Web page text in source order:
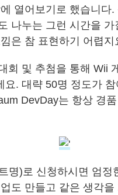
열어보기로 했습니다.
나누는 그런 시간을
은 참 표현하기 어렵지
회 및 추첨을 통해 Wii
요. 대략 50명 정도가
DevDay는 항상 경
명)로 신청하시면 엄정
도 만들고 같은 생각